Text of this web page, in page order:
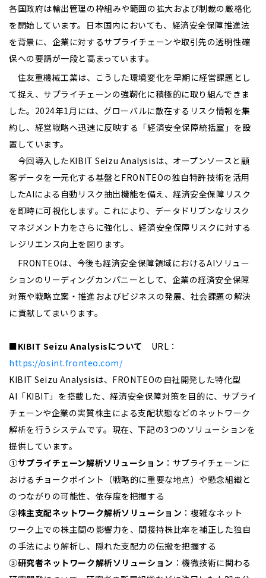
各国政府は輸出管理の枠組みや範囲の拡大および制裁の厳格化
を開始しています。日本国内においても、経済安全保障推進法
を背景に、企業に対するサプライチェーンや取引先の透明性確
保への要請が一段と高まっています。
住友重機械工業は、こうした環境変化を早期に経営課題とし
て捉え、サプライチェーンの強靭化に積極的に取り組んできま
した。2024年1月には、グローバルに散在するリスク情報を集
約し、経営戦略へ迅速に反映する「経済安全保障統括室」を設
置しています。
今回導入したKIBIT Seizu Analysisは、オープンソースと顧
客データを一元化する基盤とFRONTEOの独自特許技術を活用
したAIによる自動リスク抽出機能を備え、経済安全保障リスク
を即時に可視化します。これにより、データドリブンなリスク
マネジメント力をさらに強化し、経済安全保障リスクに対する
レジリエンス向上を図ります。
FRONTEOは、今後も経済安全保障領域におけるAIソリュー
ションのリーディングカンパニーとして、企業の経済安全保障
対策や戦略立案・推進およびビジネスの発展、社会課題の解決
に貢献してまいります。
■KIBIT Seizu Analysisについて URL：
https://osint.fronteo.com/
KIBIT Seizu Analysisは、FRONTEOの自社開発した特化型
AI「KIBIT」を搭載した、経済安全保障対策を目的に、サプライ
チェーンや企業の実質株主による支配状態などのネットワーク
解析を行うシステムです。現在、下記の3つのソリューションを
提供しています。
①サプライチェーン解析ソリューション ：サプライチェーンに
おけるチョークポイント（戦略的に重要な地点）や懸念組織と
のつながりの可能性、依存度を把握する
②株主支配ネットワーク解析ソリューション ：複雑なネット
ワーク上での株主間の影響力を、間接持株比率を補正した独自
の手法により解析し、隠れた支配力の伝搬を把握する
③研究者ネットワーク解析ソリューション ：機微技術に関わる